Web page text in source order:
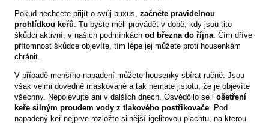
Pokud nechcete přijít o svůj buxus, začněte pravidelnou
prohlídkou keřů . Tu byste měli provádět v době, kdy jsou tito
škůdci aktivní, v našich podmínkách od března do října . Čím dříve
přítomnost škůdce objevíte, tím lépe jej můžete proti housenkám
chránit.
V případě menšího napadení můžete housenky sbírat ručně. Jsou
však velmi dovedně maskované a tak nemáte jistotu, že je objevíte
všechny. Nepolevujte ani v dalších dnech. Osvědčilo se i ošetření
keře silným proudem vody z tlakového postřikovače . Pod
napadený keř nejprve rozložte silnější igelitovou plachtu, na kterou